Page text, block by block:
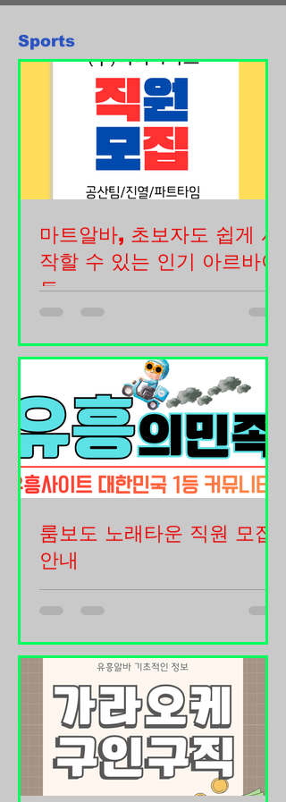
근 시간이 짧기 때문에 시간 활용이 효
다. 특히 대전, 서울, 부산, 대구, 인천, 광
종의 단기알바 공고가 꾸준히 올라오고
있습니다. 편의점, 카페, 행사 스태프, 배
달 보조, 포장
에 높아 스웨디시 마사지 수요가 꾸준히
유지됩니다.특히 강남·역삼·신논현 일대
는“강한 관리”보다는 컨디션 회복과 휴
식 중심 관리 를 선호하는 이용층이 많
아스웨디시와 잘 맞는 구조를 가지고 있
습니다. 스웨디시 유흥홍대 ·합정·연남
트렌드에 민감한 소비층이 만든 인기 지
역 홍대와 합정, 연남 일대는스웨디시가
이 지역의 특징은 20~30대 젊은 층 비
중이 높고 트렌드에 민감하며 부담 없는
힐링 소비를 선호한다는 점입니다. 스웨
럽게 확산되었습니다. 잠실·송파 생활
밀착형 수요가 강한 지역 잠실과 송파
지역은주거와 업무가 함께 어우러진 구
조 덕분에스웨디시 수
Sports
마트알바, 초보자도 쉽게 시
작할 수 있는 인기 아르바이
트
마트알바, 초보자도 쉽게 시작할 수 있
는 인기 아르바이트 마트알바는 학생,
주부, 취업 준비생, 직장인 투잡족 등 다
양한 사람들이 선택하는 대표적인 아르
바이트 중 하나입니다. 대형마트, 중소
형마트, 식자재마트, 창고형 할인매장
등 다양한 형태의 매장에서 근무할 수
있으며 특별한 자격증이나 경력이 없어
도 지원 가능한 경우가 많아 꾸준히 인
매일 방문하는 생활 밀착형 공간인 만
큼 항상 일정한 인력이 필요합니다. 그
니다. 마트알바 구인구직 마트알바란?
마트알바는 마트 내에서 상품 진열, 계
산, 재고 관리, 고객 응대 등 다양한 업
무를 수행하는 일을 말합니다. 근무 부
서에 따라 담당 업무가 달라질 수 있습
니다. 대표적인 업무는 다음과 같습니
다. 상품 진열 계산대 캐셔 업무 재고 정
리 상품 검수 창고 정리 고객 응대
룸보도 노래타운 직원 모집
안내
룸보도는 노래타운에서 함께 근무하실
직원을 모집하는 일반적인 채용 안내문
안녕하세요. 저희 노래타운은 고객들에
위해 항상 최선을 다하고 있으며, 함께
성장해 나갈 성실한 직원을 모집하고
있습니다. 매장을 운영하다 보면 혼자
서는 감당하기 어려운 순간들이 많습니
다. 룸보도는 손님 응대부터 매장 관리,